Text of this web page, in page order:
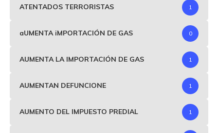
ATENTADOS TERRORISTAS 1
aUMENTA iMPORTACIÓN DE GAS 0
AUMENTA LA IMPORTACIÓN DE GAS 1
AUMENTAN DEFUNCIONE 1
AUMENTO DEL IMPUESTO PREDIAL 1